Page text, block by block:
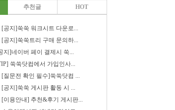
추천글 HOT
[공지]쑥쑥 워크시트 다운로...
[공지]쑥쑥트리 구매 문의하...
지]네이버 페이 결제시 쑥...
쑥쑥닷컴에서 가입인사...
[질문전 확인 필수]쑥쑥닷컴 ...
공지]쑥쑥 게시판 활동 시 ...
[이용안내] 추천&후기 게시판...